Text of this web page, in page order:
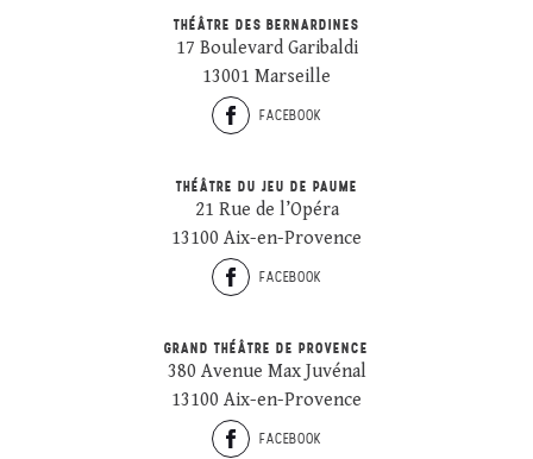
THÉÂTRE DES BERNARDINES
17 Boulevard Garibaldi
13001 Marseille
FACEBOOK
THÉÂTRE DU JEU DE PAUME
21 Rue de l’Opéra
13100 Aix-en-Provence
FACEBOOK
GRAND THÉÂTRE DE PROVENCE
380 Avenue Max Juvénal
13100 Aix-en-Provence
FACEBOOK